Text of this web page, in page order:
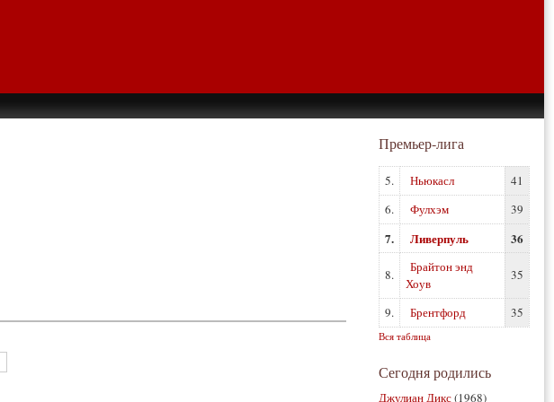
Премьер-лига
5. Ньюкасл
41
6.
Фулхэм 39
7. Ливерпуль 36
8.
Брайтон энд
Хоув
35
9. Брентфорд 35
Вся таблица
Сегодня родились
Джулиан Дикс(1968)